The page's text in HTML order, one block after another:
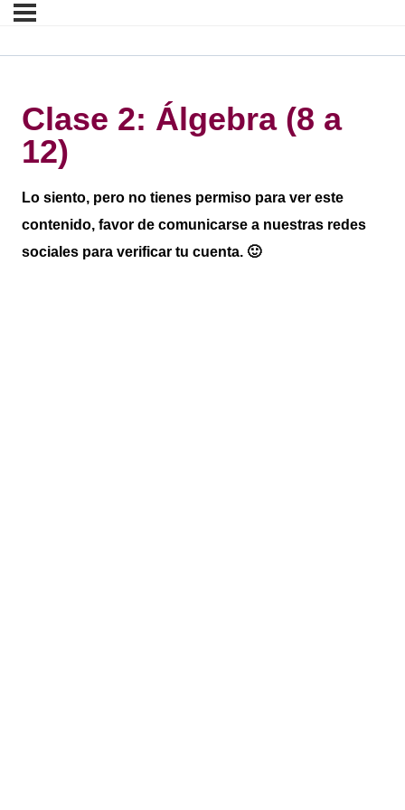
Clase 2: Álgebra (8 a
12)
Lo siento, pero no tienes permiso para ver este
contenido, favor de comunicarse a nuestras redes
sociales para verificar tu cuenta. 🙂